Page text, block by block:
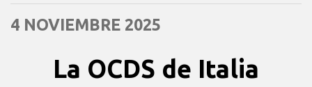
4 NOVIEMBRE 2025
La OCDS de Italia